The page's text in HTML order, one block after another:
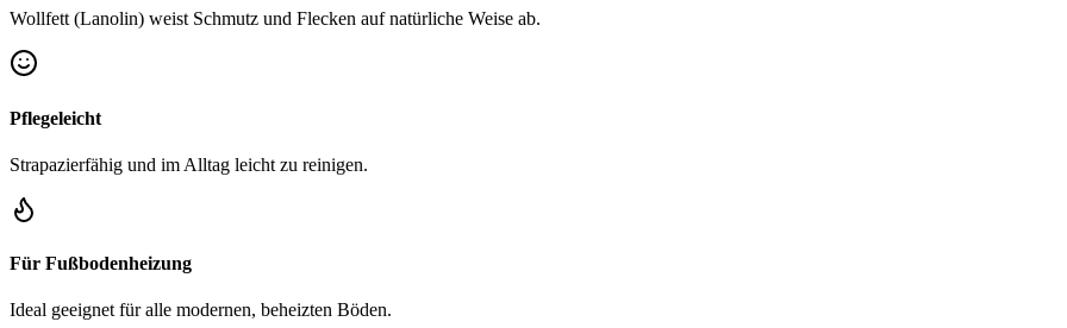
Wollfett (Lanolin) weist Schmutz und Flecken auf natürliche Weise ab.
Pflegeleicht
Strapazierfähig und im Alltag leicht zu reinigen.
Für Fußbodenheizung
Ideal geeignet für alle modernen, beheizten Böden.